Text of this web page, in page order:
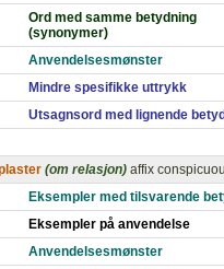
Ord med samme betydning
(synonymer)
Anvendelsesmønster
Mindre spesifikke uttrykk
Utsagnsord med lignende
(om relasjon) affix
Eksempler med tilsvarende
Eksempler på anvendelse
Anvendelsesmønster